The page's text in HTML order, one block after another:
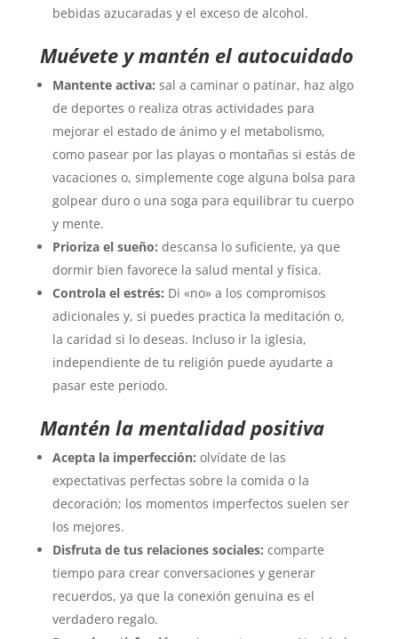
bebidas azucaradas y el exceso de alcohol.
Muévete y mantén el autocuidado
Mantente activa: sal a caminar o patinar, haz algo
de deportes o realiza otras actividades para
mejorar el estado de ánimo y el metabolismo,
como pasear por las playas o montañas si estás de
vacaciones o, simplemente coge alguna bolsa para
golpear duro o una soga para equilibrar tu cuerpo
y mente.
Prioriza el sueño: descansa lo suficiente, ya que
dormir bien favorece la salud mental y física.
Controla el estrés: Di «no» a los compromisos
adicionales y, si puedes practica la meditación o,
la caridad si lo deseas. Incluso ir la iglesia,
independiente de tu religión puede ayudarte a
pasar este periodo.
Mantén la mentalidad positiva
Acepta la imperfección: olvídate de las
expectativas perfectas sobre la comida o la
decoración; los momentos imperfectos suelen ser
los mejores.
Disfruta de tus relaciones sociales: comparte
tiempo para crear conversaciones y generar
recuerdos, ya que la conexión genuina es el
verdadero regalo.